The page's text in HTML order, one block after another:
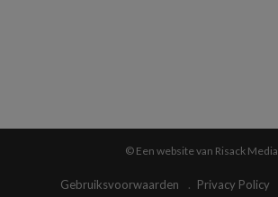
© Een website van Risack Media
Gebruiksvoorwaarden Privacy Policy